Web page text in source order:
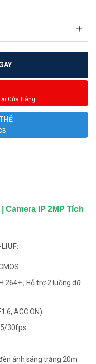
+
Cửa Hàng
Camera IP 2MP Tích
; Hỗ trợ 2 luồng dữ
AGC ON)
30fps
ánh sáng trắng 20m